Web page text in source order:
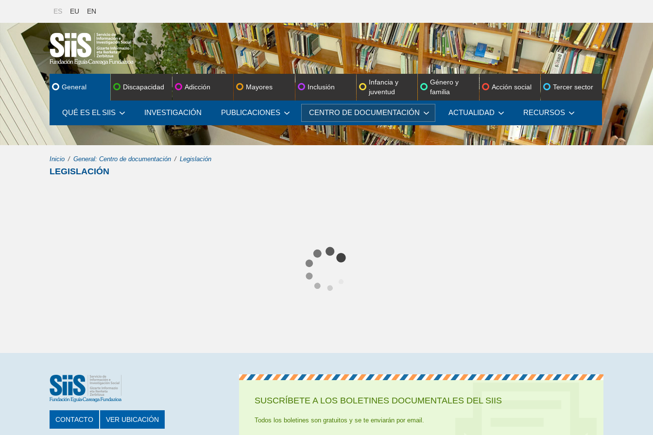
ES EU EN
General
QUÉ ES EL SIIS INVESTIGACIÓN PUBLICACIONES CENTRO DE DOCUMENTACIÓN ACTUALIDAD RECURSOS
Discapacidad Adicción Mayores Inclusión
Infancia y
juventud
Género y
familia
Acción social Tercer sector
Inicio General: Centro de documentación Legislación
LEGISLACIÓN
CONTACTO VER UBICACIÓN
SUSCRÍBETE A LOS BOLETINES DOCUMENTALES DEL SIIS
Todos los boletines son gratuitos y se te enviarán por email.